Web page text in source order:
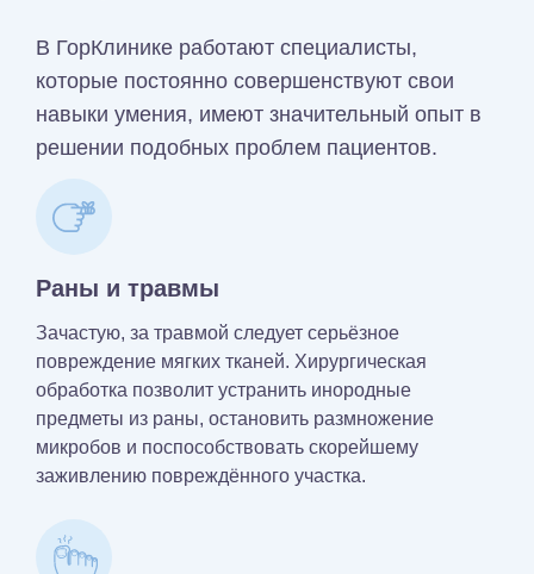
В ГорКлинике работают специалисты,
которые постоянно совершенствуют свои
навыки умения, имеют значительный опыт в
решении подобных проблем пациентов.
Раны и травмы
Зачастую, за травмой следует серьёзное
повреждение мягких тканей. Хирургическая
обработка позволит устранить инородные
предметы из раны, остановить размножение
микробов и поспособствовать скорейшему
заживлению повреждённого участка.